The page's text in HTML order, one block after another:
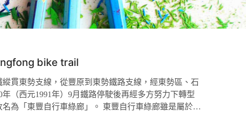
bike trail
貫東勢支線，從豐原到東勢鐵路支線，經東勢區、石
（西元1991年）9月鐵路停駛後再經多方努力下轉型
為「東豐自行車綠廊」。 東豐自行車綠廊雖是屬於單